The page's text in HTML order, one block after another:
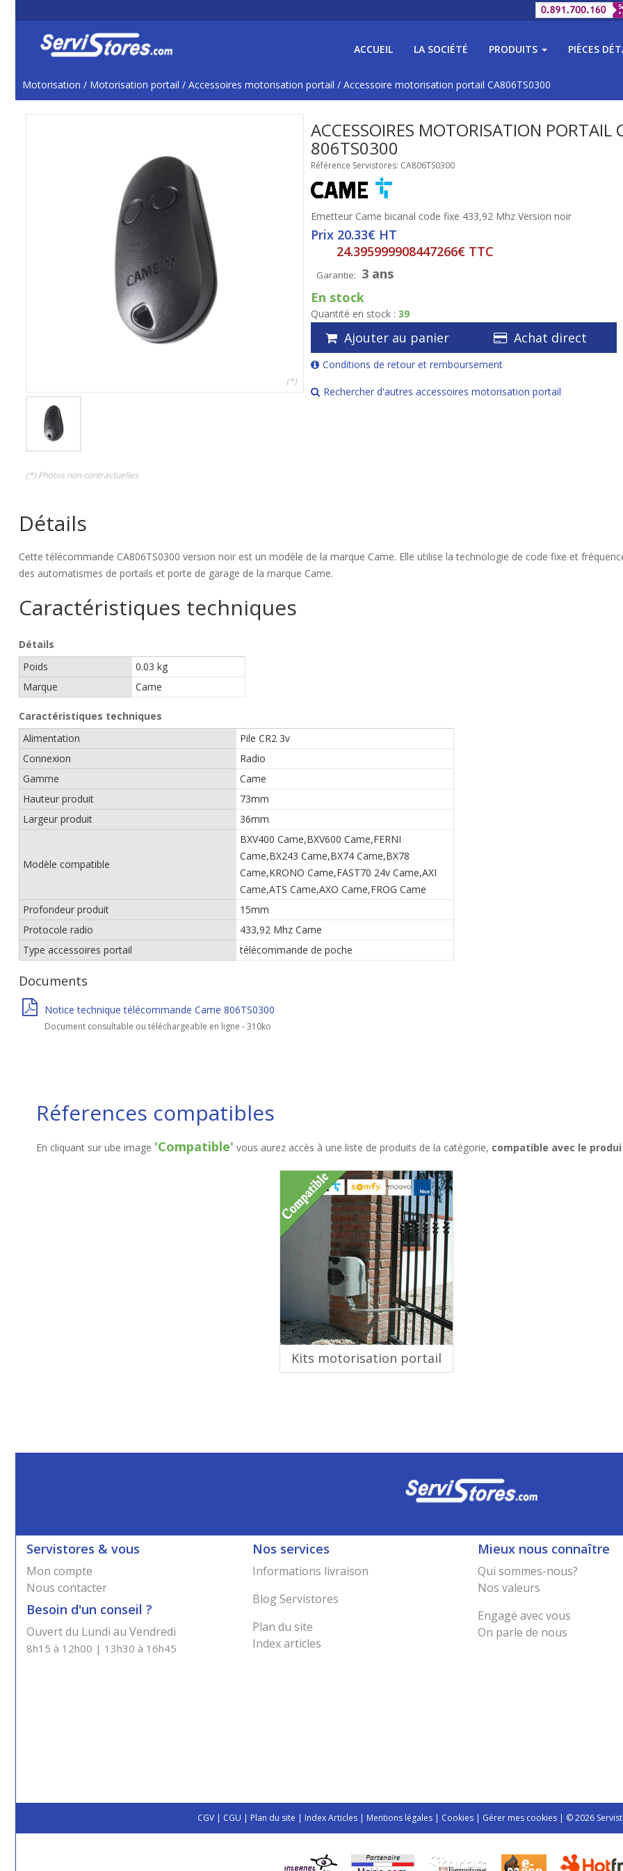
ACCUEIL LA SOCIÉTÉ PRODUITS PIÈCES
Motorisation / Motorisation portail / Accessoires motorisation portail / Accessoire motorisation portail CA806TS0300
(*)
(*) Photos non contractuelles
ACCESSOIRES MOTORISATION PORTAIL
806TS0300
Référence Servistores: CA806TS0300
Emetteur Came bicanal code fixe 433,92 Mhz Version noir
Prix 20.33€ HT
24.395999908447266€ TTC
Garantie: 3 ans
En stock
Quantité en stock : 39
Ajouter au panier Achat direct
Conditions de retour et remboursement
Rechercher d'autres accessoires motorisation portail
Détails
Cette télécommande CA806TS0300 version noir est un modèle de la marque Came. Elle utilise la technologie de code fixe et
des automatismes de portails et porte de garage de la marque Came.
Caractéristiques techniques
Détails
Poids
0.03 kg
Marque
Came
Caractéristiques techniques
Alimentation
Pile CR2 3v
Connexion
Radio
Gamme
Came
Hauteur produit
73mm
Largeur produit
36mm
Modèle compatible
BXV400 Came,BXV600 Came,FERNI
Came,BX243 Came,BX74 Came,BX78
Came,KRONO Came,FAST70 24v Came,AXI
Came,ATS Came,AXO Came,FROG Came
Profondeur produit
15mm
Protocole radio
433,92 Mhz Came
Type accessoires portail
télécommande de poche
Documents
Notice technique télécommande Came 806TS0300
Document consultable ou téléchargeable en ligne - 310ko
Réferences compatibles
En cliquant sur ube image 'Compatible' vous aurez accès à une liste de produits de la catégorie, compatible avec le
Kits motorisation portail
Servistores & vous
Mon compte
Nous contacter
Besoin d'un conseil ?
Ouvert du Lundi au Vendredi
8h15 à 12h00 | 13h30 à 16h45
Nos services
Informations livraison
Blog Servistores
Plan du site
Index articles
Mieux nous connaître
Qui sommes-nous?
Nos valeurs
Engagé avec vous
On parle de nous
CGV | CGU | Plan du site | Index Articles | Mentions légales | Cookies | Gérer mes cookies | © 2026